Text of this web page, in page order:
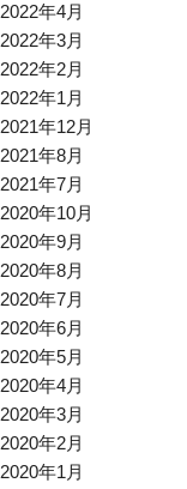
2022年4月
2022年3月
2022年2月
2022年1月
2021年12月
2021年8月
2021年7月
2020年10月
2020年9月
2020年8月
2020年7月
2020年6月
2020年5月
2020年4月
2020年3月
2020年2月
2020年1月